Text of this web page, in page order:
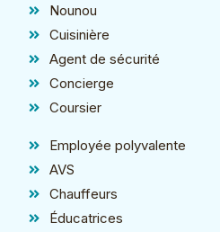
Nounou
Cuisinière
Agent de sécurité
Concierge
Coursier
Employée polyvalente
AVS
Chauffeurs
Éducatrices